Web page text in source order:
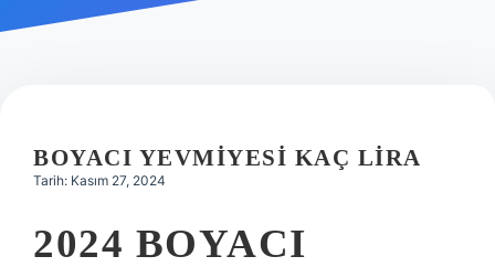
Politikası
BOYACI YEVMIYESI KAÇ LIRA
Tarih: Kasım 27, 2024
2024 BOYACI